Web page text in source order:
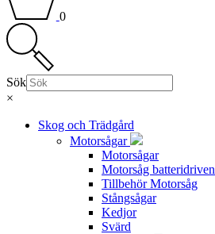
0
Sök
×
Skog och Trädgård
Motorsågar
Motorsågar
Motorsåg batteridriven
Tillbehör Motorsåg
Stångsågar
Kedjor
Svärd